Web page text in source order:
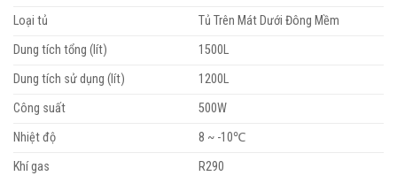
Loại tủ
Tủ Trên Mát Dưới Đông Mềm
Dung tích tổng (lít)
1500L
Dung tích sử dụng (lít)
1200L
Công suất
500W
Nhiệt độ
8 ~ -10℃
Khí gas
R290